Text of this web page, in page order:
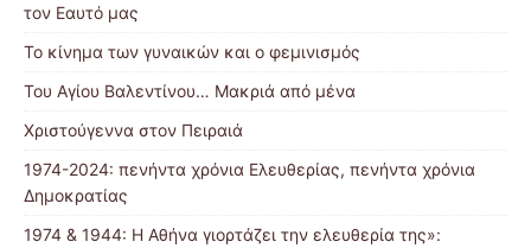
τον Εαυτό μας
Το κίνημα των γυναικών και ο φεμινισμός
Του Αγίου Βαλεντίνου… Μακριά από μένα
Χριστούγεννα στον Πειραιά
1974-2024: πενήντα χρόνια Ελευθερίας, πενήντα χρόνια
Δημοκρατίας
1974 & 1944: Η Αθήνα γιορτάζει την ελευθερία της»: